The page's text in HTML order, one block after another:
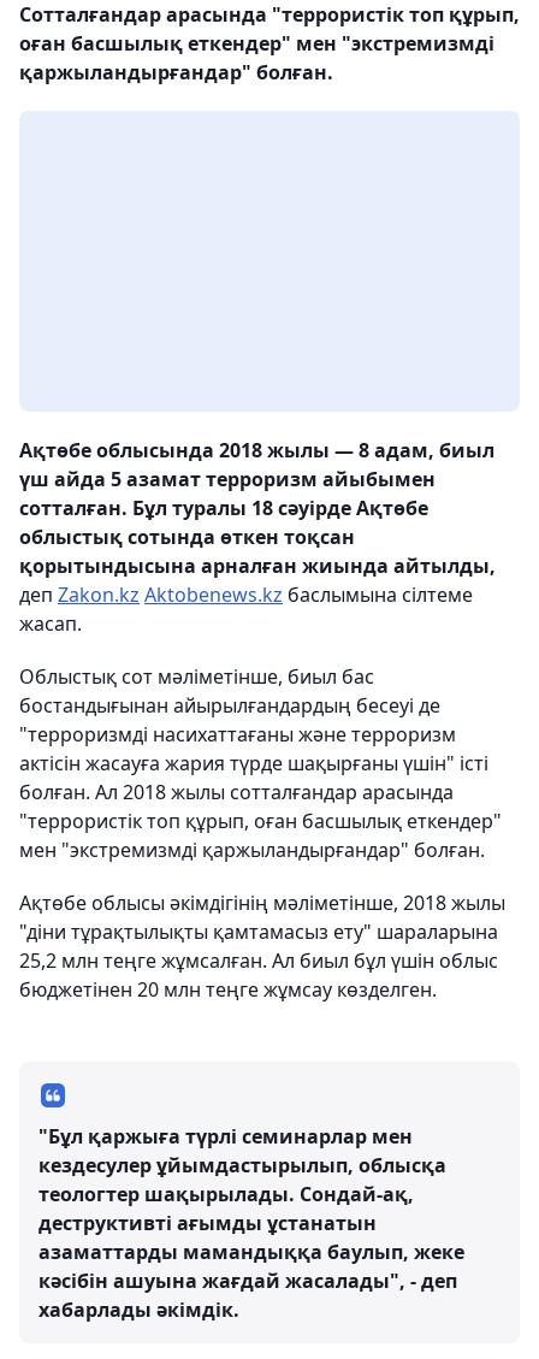
Сотталғандар арасында "террористік топ құрып,
оған басшылық еткендер" мен "экстремизмді
қаржыландырғандар" болған.
Ақтөбе облысында 2018 жылы — 8 адам, биыл
үш айда 5 азамат терроризм айыбымен
сотталған. Бұл туралы 18 сәуірде Ақтөбе
облыстық сотында өткен тоқсан
қорытындысына арналған жиында айтылды,
деп Zakon.kz Aktobenews.kz баслымына сілтеме
жасап.
Облыстық сот мәліметінше, биыл бас
бостандығынан айырылғандардың бесеуі де
"терроризмді насихаттағаны және терроризм
актісін жасауға жария түрде шақырғаны үшін" істі
болған. Ал 2018 жылы сотталғандар арасында
"террористік топ құрып, оған басшылық еткендер"
мен "экстремизмді қаржыландырғандар" болған.
Ақтөбе облысы әкімдігінің мәліметінше, 2018 жылы
"діни тұрақтылықты қамтамасыз ету" шараларына
25,2 млн теңге жұмсалған. Ал биыл бұл үшін облыс
бюджетінен 20 млн теңге жұмсау көзделген.
"Бұл қаржыға түрлі семинарлар мен
кездесулер ұйымдастырылып, облысқа
теологтер шақырылады. Сондай-ақ,
деструктивті ағымды ұстанатын
азаматтарды мамандыққа баулып, жеке
кәсібін ашуына жағдай жасалады", - деп
хабарлады әкімдік.